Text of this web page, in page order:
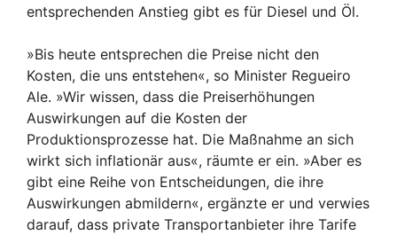
entsprechenden Anstieg gibt es für Diesel und Öl.
»Bis heute entsprechen die Preise nicht den
Kosten, die uns entstehen«, so Minister Regueiro
Ale. »Wir wissen, dass die Preiserhöhungen
Auswirkungen auf die Kosten der
Produktionsprozesse hat. Die Maßnahme an sich
wirkt sich inflationär aus«, räumte er ein. »Aber es
gibt eine Reihe von Entscheidungen, die ihre
Auswirkungen abmildern«, ergänzte er und verwies
darauf, dass private Transportanbieter ihre Tarife